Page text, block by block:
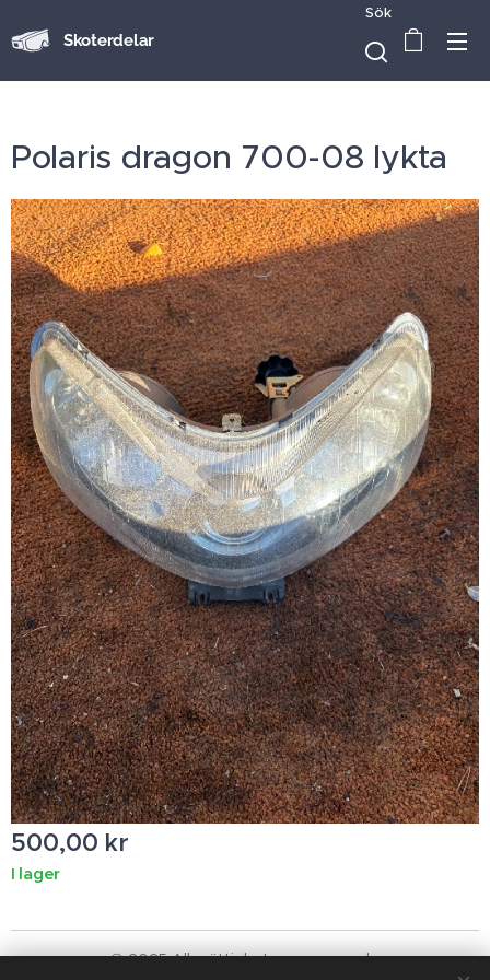
Skoterdelar
Sök
Polaris dragon 700-08 lykta
500,00 kr
I lager
© 2025 Alla rättigheter reserverade